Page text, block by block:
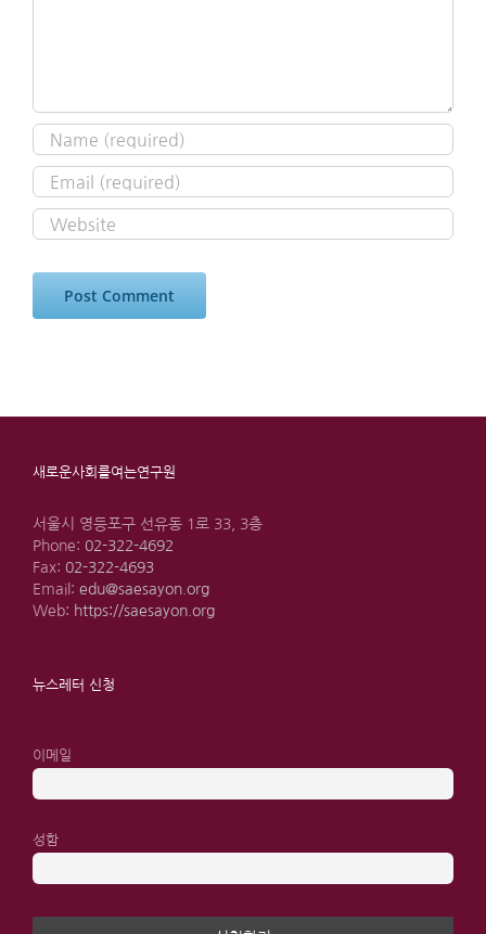
새로운사회를여는연구원
서울시 영등포구 선유동 1로 33, 3층
Phone: 02-322-4692
Fax: 02-322-4693
Email: edu@saesayon.org
Web: https://saesayon.org
뉴스레터 신청
이메일
성함